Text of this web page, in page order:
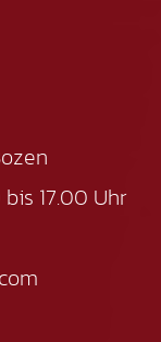
17.00 Uhr